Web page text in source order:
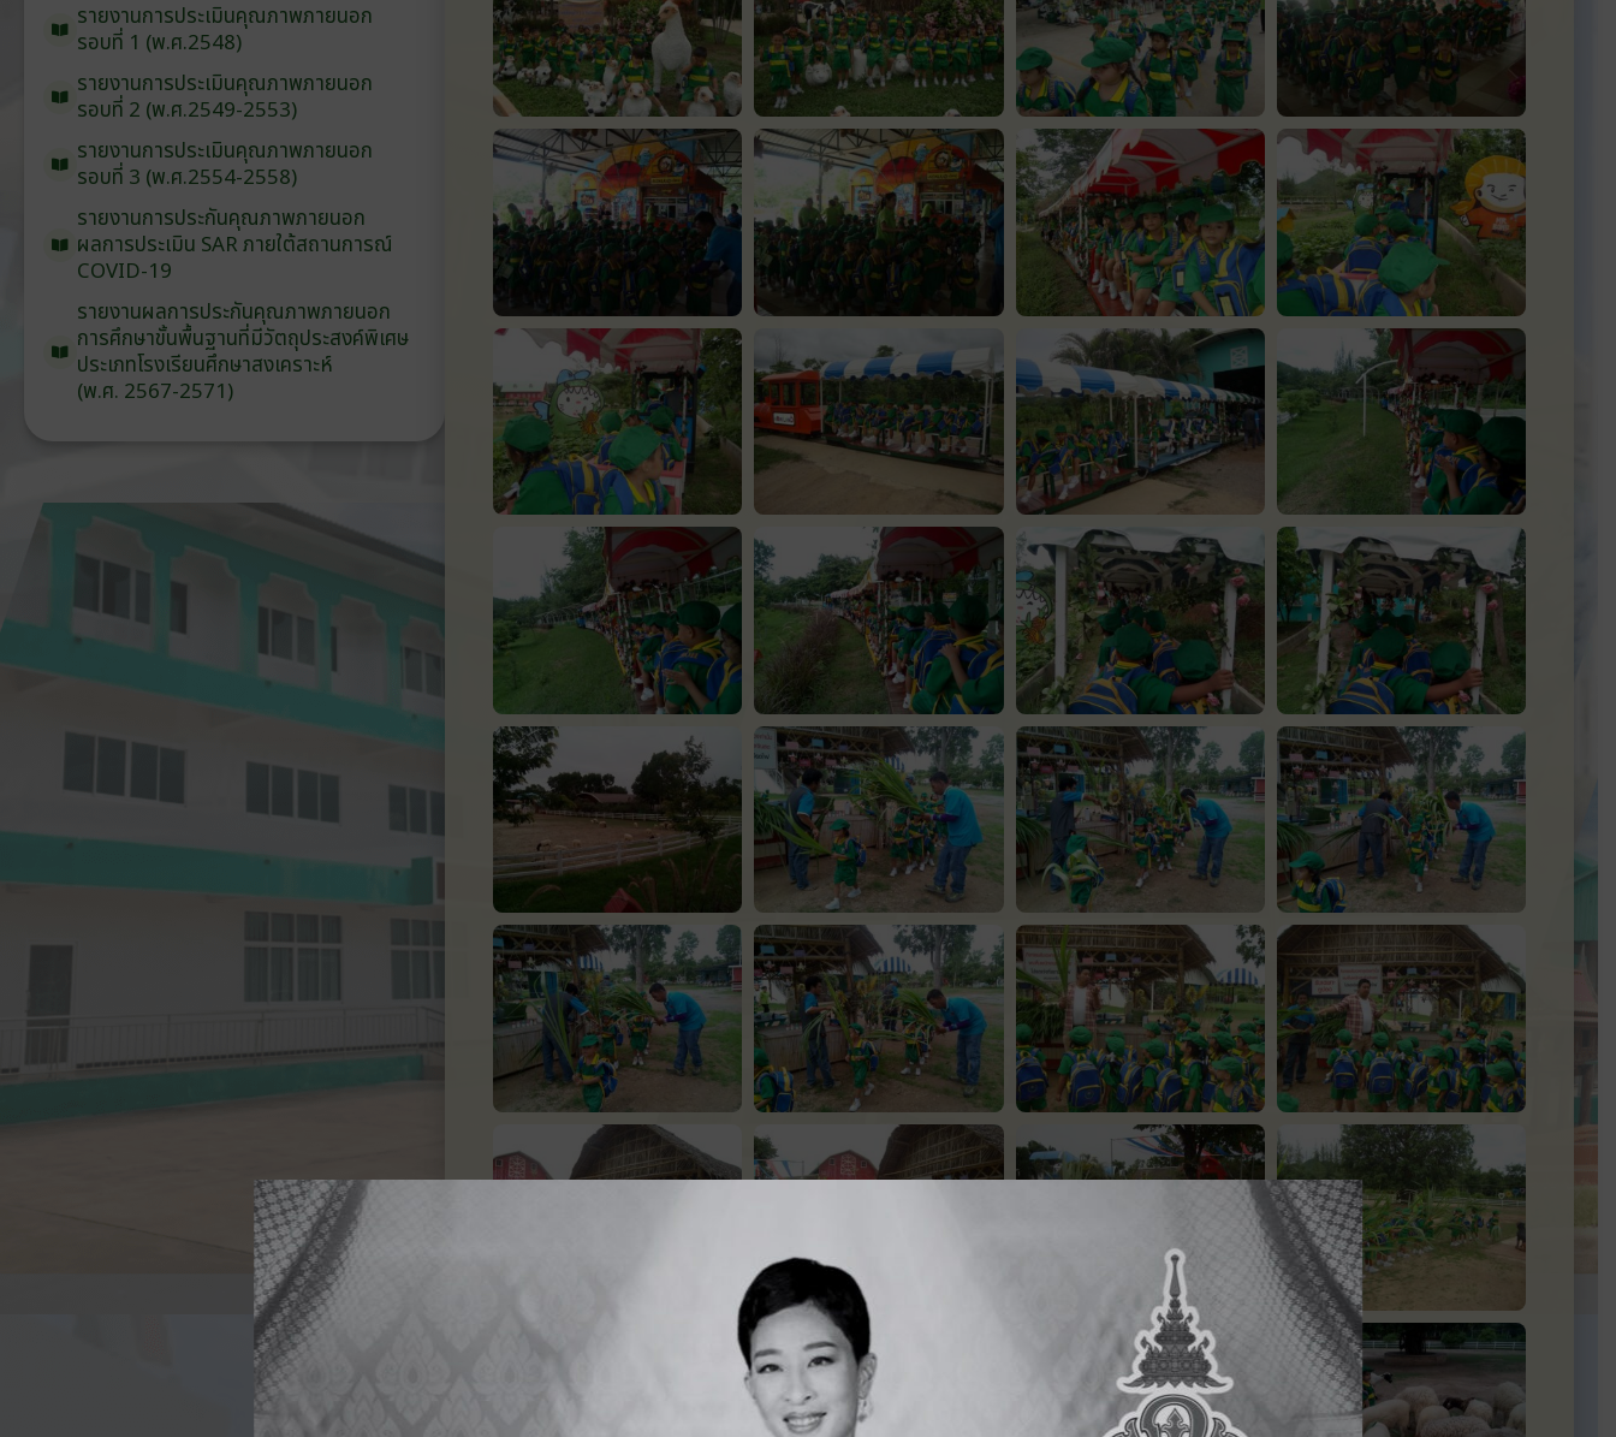
รายงานการประเมินคุณภาพภายนอก
รอบ⁠ที่ 1 (พ.ศ.2548)
รายงานการประเมินคุณภาพภายนอก
รอบ⁠ที่ 2 (พ.ศ.2549-2553)
รายงานการประเมินคุณภาพภายนอก
รอบ⁠ที่ 3 (พ.ศ.2554-2558)
รายงานการประกันคุณภาพภายนอก
ผลการประเมิน SARภายใต้สถานการณ์
COVID-19
รายงานผลการประกันคุณภาพภายนอก
การศึกษาขั้นพื้นฐานที่มีวัตถุประสงค์พิเศษ
ประเภทโรงเรียนศึกษาสงเคราะห์
(พ.ศ. 2567-2571)